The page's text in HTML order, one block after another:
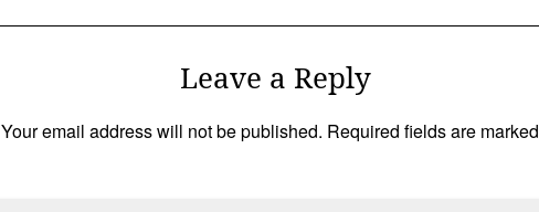
Leave a Reply
Your email address will not be published. Required fields are marked